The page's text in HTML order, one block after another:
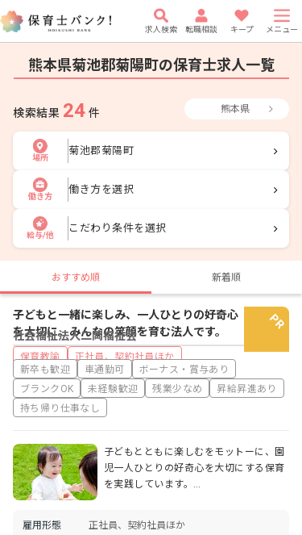
求人検索 転職相談 キープ メニュー
熊本県菊池郡菊陽町の保育士求人一覧
検索結果 24 件 熊本県
場所
菊池郡菊陽町
働き方
働き方を選択
給与/他
こだわり条件を選択
おすすめ順 新着順
社会福祉法人二岡福祉会
保育教諭 正社員、契約社員ほか
子どもと一緒に楽しみ、一人ひとりの好奇心
を大切に。みんなの笑顔を育む法人です。
新卒も歓迎 車通勤可
ボーナス・賞与あり
ブランクOK
未経験歓迎 残業少なめ
昇給昇進あり
持ち帰り仕事なし
子どもとともに楽しむをモットーに、園
児一人ひとりの好奇心を大切にする保育
を実践しています。…
雇用形態 正社員、契約社員ほか